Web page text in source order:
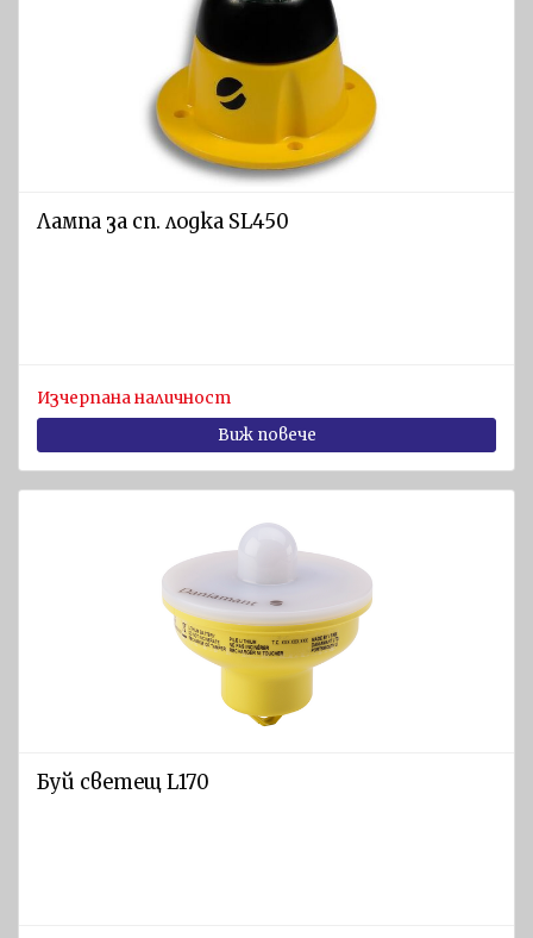
Лампа за сп. лодка SL450
Изчерпана наличност
Виж повече
Буй светещ L170